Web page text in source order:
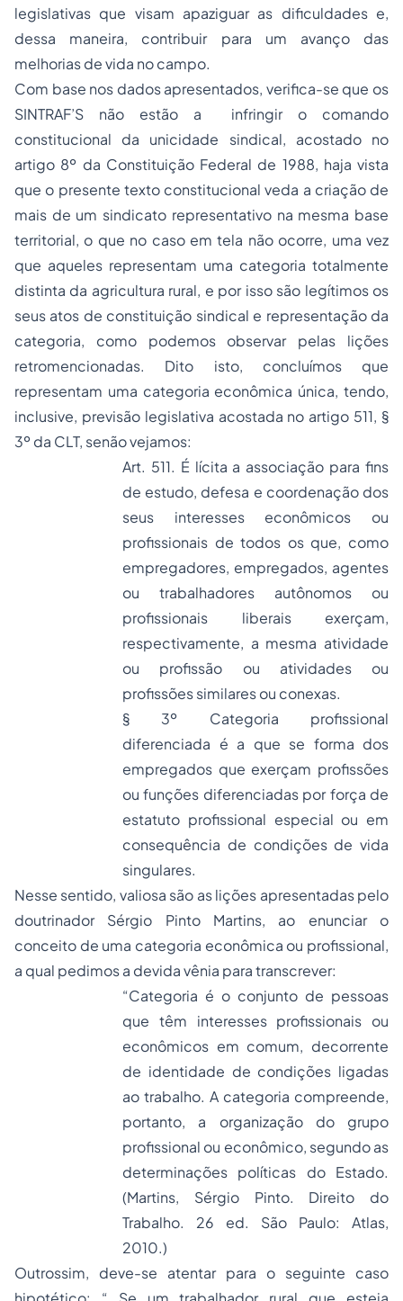
legislativas que visam apaziguar as dificuldades e,
dessa maneira, contribuir para um avanço das
melhorias de vida no campo.
Com base nos dados apresentados, verifica-se que os
SINTRAF’S não estão a infringir o comando
constitucional da unicidade sindical, acostado no
artigo 8º da Constituição Federal de 1988, haja vista
que o presente texto constitucional veda a criação de
mais de um sindicato representativo na mesma base
territorial, o que no caso em tela não ocorre, uma vez
que aqueles representam uma categoria totalmente
distinta da agricultura rural, e por isso são legítimos os
seus atos de constituição sindical e representação da
categoria, como podemos observar pelas lições
retromencionadas. Dito isto, concluímos que
representam uma categoria econômica única, tendo,
inclusive, previsão legislativa acostada no artigo 511, §
3º da CLT, senão vejamos:
Art. 511. É lícita a associação para fins
de estudo, defesa e coordenação dos
seus interesses econômicos ou
profissionais de todos os que, como
empregadores, empregados, agentes
ou trabalhadores autônomos ou
profissionais liberais exerçam,
respectivamente, a mesma atividade
ou profissão ou atividades ou
profissões similares ou conexas.
§ 3º Categoria profissional
diferenciada é a que se forma dos
empregados que exerçam profissões
ou funções diferenciadas por força de
estatuto profissional especial ou em
consequência de condições de vida
singulares.
Nesse sentido, valiosa são as lições apresentadas pelo
doutrinador Sérgio Pinto Martins, ao enunciar o
conceito de uma categoria econômica ou profissional,
a qual pedimos a devida vênia para transcrever:
“Categoria é o conjunto de pessoas
que têm interesses profissionais ou
econômicos em comum, decorrente
de identidade de condições ligadas
ao trabalho. A categoria compreende,
portanto, a organização do grupo
profissional ou econômico, segundo as
determinações políticas do Estado.
(Martins, Sérgio Pinto. Direito do
Trabalho. 26 ed. São Paulo: Atlas,
2010.)
Outrossim, deve-se atentar para o seguinte caso